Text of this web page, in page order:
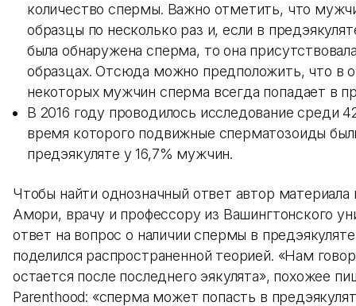
количество спермы. Важно отметить, что
образцы по несколько раз и, если в
была обнаружена сперма, то она
образцах. Отсюда можно предположить, что в
некоторых мужчин сперма всегда попадает в
В 2016 году проводилось исследование среди
время которого подвижные сперматозоиды
предэякуляте у 16,7% мужчин.
Чтобы найти однозначный ответ автор
Амори, врачу и профессору из Вашингтонского
ответ на вопрос о наличии спермы в
поделился распространенной теорией. «Нам
остается после последнего эякулята», похожее
Parenthood: «сперма может попасть в